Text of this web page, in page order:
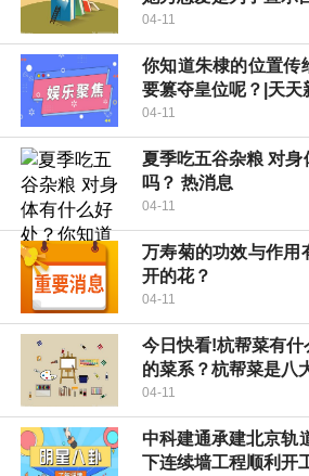
04-11
你知道朱棣的位置传
要篡夺皇位呢？|天天
04-11
夏季吃五谷杂粮 对
吗？ 热消息
04-11
万寿菊的功效与作用
开的花？
04-11
今日快看!杭帮菜有
的菜系？杭帮菜是八
04-11
中科建通承建北京轨
下连续墙工程顺利开